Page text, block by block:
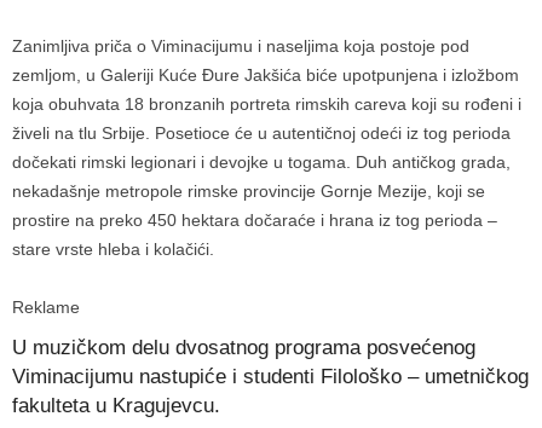
Zanimljiva priča o Viminacijumu i naseljima koja postoje pod
zemljom, u Galeriji Kuće Đure Jakšića biće upotpunjena i izložbom
koja obuhvata 18 bronzanih portreta rimskih careva koji su rođeni i
živeli na tlu Srbije. Posetioce će u autentičnoj odeći iz tog perioda
dočekati rimski legionari i devojke u togama. Duh antičkog grada,
nekadašnje metropole rimske provincije Gornje Mezije, koji se
prostire na preko 450 hektara dočaraće i hrana iz tog perioda –
stare vrste hleba i kolačići.
Reklame
U muzičkom delu dvosatnog programa posvećenog
Viminacijumu nastupiće i studenti Filološko – umetničkog
fakulteta u Kragujevcu.